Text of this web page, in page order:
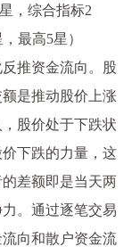
，综合指标2
最高5星）
推资金流向。股
是推动股价上涨
股价处于下跌状
下跌的力量，这
差额即是当天两
。通过逐笔交易
向和散户资金流